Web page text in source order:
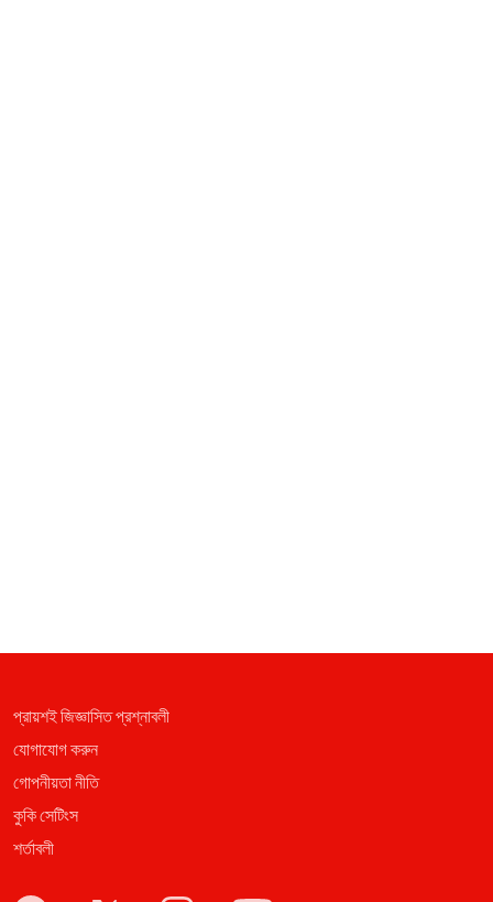
প্রায়শই জিজ্ঞাসিত প্রশ্নাবলী
যোগাযোগ করুন
গোপনীয়তা নীতি
কুকি সেটিংস
শর্তাবলী